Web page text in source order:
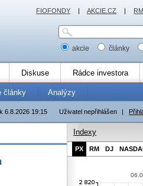
akcie články
Diskuse Rádce investora
články Analýzy
Uživatel nepřihlášen |
6.8.2026 19:15
Indexy
PX RM DJ
FIOFONDY | AKCIE.CZ |